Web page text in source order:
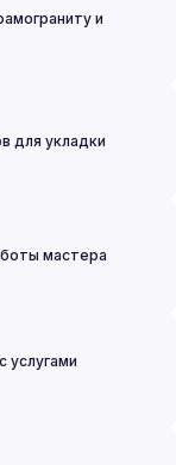
и
для укладки
мастера
услугами